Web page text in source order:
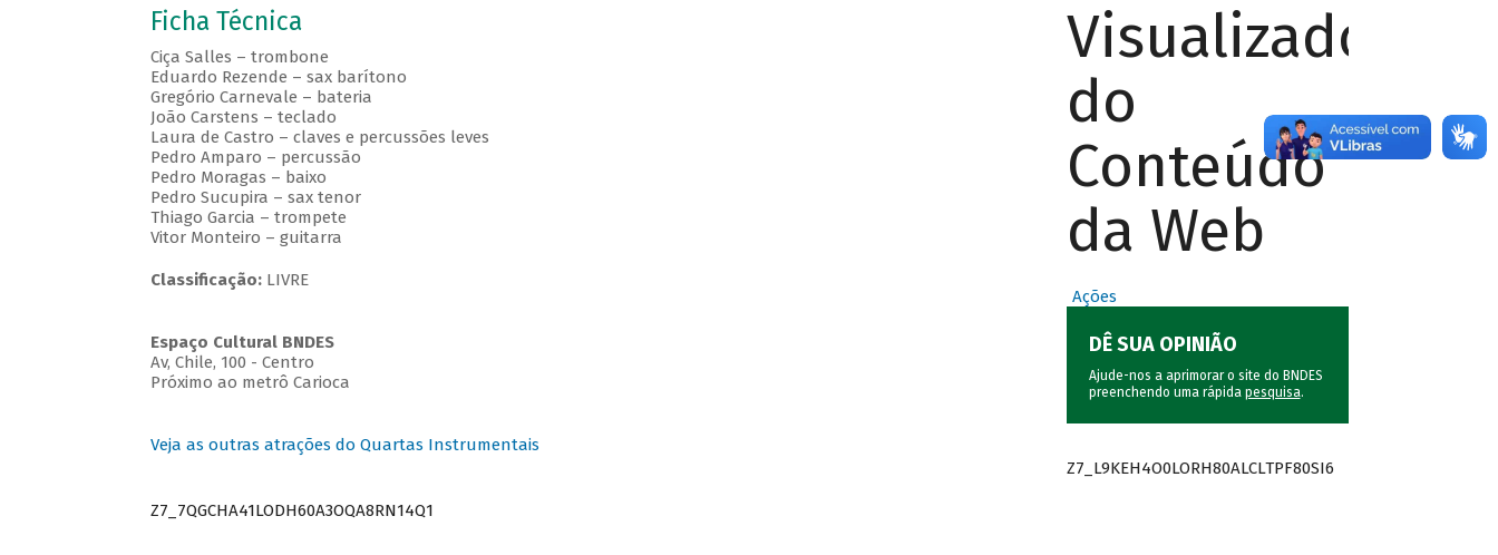
Ficha Técnica
Ciça Salles – trombone
Eduardo Rezende – sax barítono
Gregório Carnevale – bateria
João Carstens – teclado
Laura de Castro – claves e percussões leves
Pedro Amparo – percussão
Pedro Moragas – baixo
Pedro Sucupira – sax tenor
Thiago Garcia – trompete
Vitor Monteiro – guitarra
Classificação: LIVRE
Espaço Cultural BNDES
Av, Chile, 100 - Centro
Próximo ao metrô Carioca
Veja as outras atrações do Quartas Instrumentais
Z7_7QGCHA41LODH60A3OQA8RN14Q1
Visualizador
do
Conteúdo
da Web
Ações
DÊ SUA OPINIÃO
Ajude-nos a aprimorar o site do BNDES
preenchendo uma rápida pesquisa.
Z7_L9KEH4O0LORH80ALCLTPF80SI6